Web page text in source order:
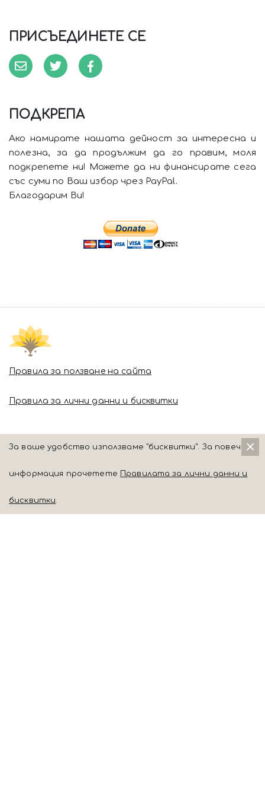
ПРИСЪЕДИНЕТЕ СЕ
ПОДКРЕПА
Ако намирате нашата дейност за интересна и
полезна, за да продължим да го правим, моля
подкрепете ни! Можете да ни финансирате сега
със суми по Ваш избор чрез PayPal.
Благодарим Ви!
Правила за ползване на сайта
Правила за лични данни и бисквитки
За ваше удобство използваме "бисквитки". За повече
информация прочетете Правилата за лични данни и
бисквитки.